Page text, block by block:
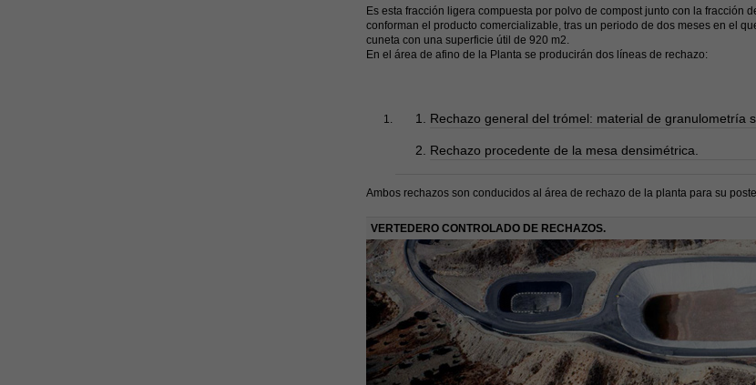
Es esta fracción ligera compuesta por polvo de compost junto con la fracción
conforman el producto comercializable, tras un periodo de dos meses en el
cuneta con una superficie útil de 920 m2.
En el área de afino de la Planta se producirán dos líneas de rechazo:
Rechazo general del trómel: material de granulometría
Rechazo procedente de la mesa densimétrica.
Ambos rechazos son conducidos al área de rechazo de la planta para su
VERTEDERO CONTROLADO DE RECHAZOS.